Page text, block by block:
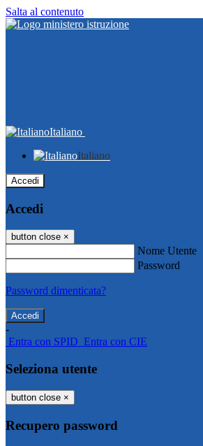
Salta al contenuto
Italiano
Italiano
Accedi
Accedi
button close ×
Nome Utente
Password
Password dimenticata?
-
Entra con SPID Entra con CIE
Seleziona utente
button close ×
Recupero password